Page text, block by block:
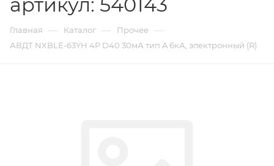
Главная — Каталог — Прочее —
АВДТ NXBLE-63YH 4P D40 30мА тип A 6кА, электронный (R)